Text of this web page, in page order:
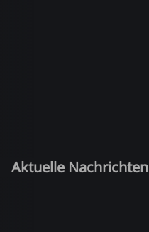
Aktuelle Nachrichten